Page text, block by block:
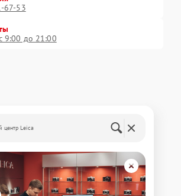
67-53
9:00 до 21:00
центр Leica